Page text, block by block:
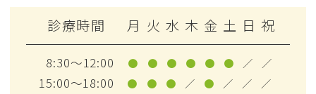
診療時間 月 火 水 木 金 土 日 祝
8:30～12:00 ● ● ● ● ● ● ／ ／
15:00～18:00 ● ● ● ／ ● ／ ／ ／